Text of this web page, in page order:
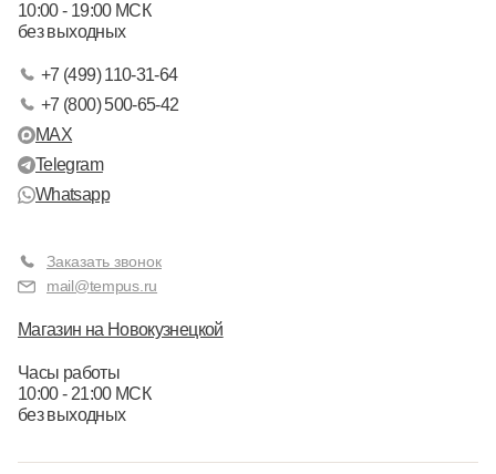
10:00 - 19:00 МСК
без выходных
+7 (499) 110-31-64
+7 (800) 500-65-42
MAX
Telegram
Whatsapp
Заказать звонок
mail@tempus.ru
Магазин на Новокузнецкой
Часы работы
10:00 - 21:00 МСК
без выходных